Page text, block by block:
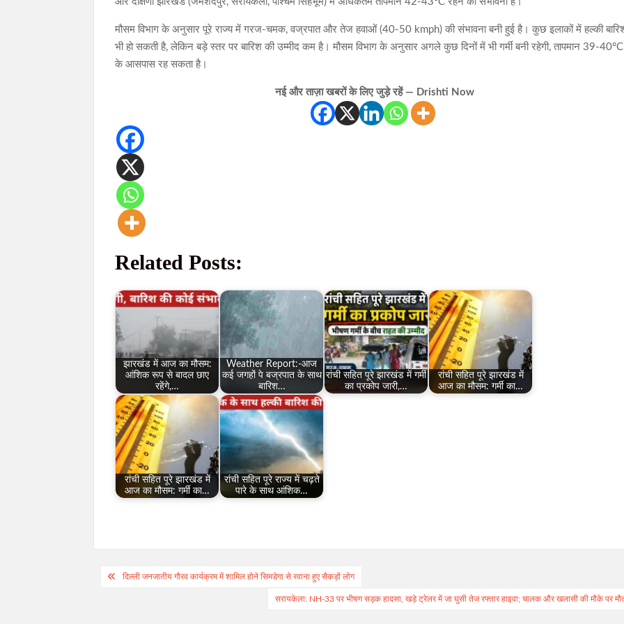
मौसम विभाग के अनुसार पूरे राज्य में गरज-चमक, वज्रपात और तेज हवाओं (40-50 kmph) की संभावना बनी हुई है। कुछ इलाकों में हल्की
भी हो सकती है, लेकिन बड़े स्तर पर बारिश की उम्मीद कम है। मौसम विभाग के अनुसार अगले कुछ दिनों में भी गर्मी बनी रहेगी, तापमान 39-40°C
के आसपास रह सकता है।
नई और ताज़ा खबरों के लिए जुड़े रहें — Drishti Now
Related Posts:
झारखंड में आज का मौसम:
आंशिक रूप से बादल छाए
रहेंगे,…
Weather Report:-आज
कई जगहों पे बज्रपात के साथ
बारिश…
रांची सहित पूरे झारखंड में गर्मी
का प्रकोप जारी,…
रांची सहित पूरे झारखंड में
आज का मौसम: गर्मी का…
रांची सहित पूरे झारखंड में
आज का मौसम: गर्मी का…
रांची सहित पूरे राज्य में चढ़ते
पारे के साथ आंशिक…
Postदिल्ली जनजातीय गौरव कार्यक्रम में शामिल होने सिमडेगा से रवाना हुए सैकड़ों लोग
सरायकेला: NH-33 पर भीषण सड़क हादसा, खड़े ट्रेलर में जा घुसी तेज रफ्तार हाइवा; चालक और खलासी की मौके पर